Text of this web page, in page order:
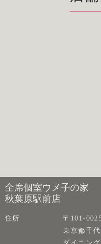
全席個室ウメ子の家
秋葉原駅前店
住所
〒101-
東京都千